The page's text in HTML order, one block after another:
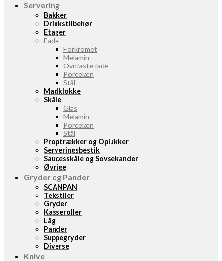
Servering
Bakker
Drinkstilbehør
Etager
Fade
Forkromet
Melamin
Ovnfaste fade
Porcelæn
Stål
Madklokke
Skåle
Glas
Melamin
Porcelæn
Stål
Proptrækker og Oplukker
Serveringsbestik
Saucesskåle og Sovsekander
Øvrige
Gryder og Pander
SCANPAN
Tekstiler
Gryder
Kasseroller
Låg
Pander
Suppegryder
Diverse
Knive